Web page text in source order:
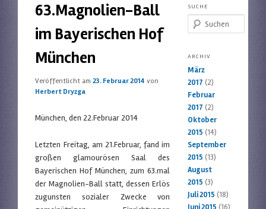
63.Magnolien-Ball
im Bayerischen Hof
München
Veröffentlicht am23. Februar 2014 von
Herbert Dryzga
München, den 22.Februar 2014
Letzten Freitag, am 21.Februar, fand im
großen glamourösen Saal des
Bayerischen Hof München, zum 63.mal
der Magnolien-Ball statt, dessen Erlös
zugunsten sozialer Zwecke von
SUCHE
Suchen
ARCHIV
März
2017 (2)
Februar
2017 (2)
Oktober
2015 (14)
September
2015 (13)
August
2015 (3)
Juli 2015 (18)